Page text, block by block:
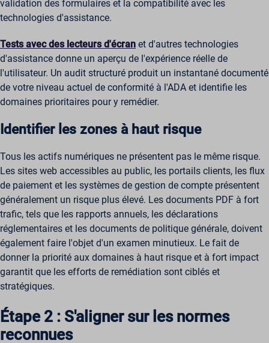
validation des formulaires et la compatibilité avec les
technologies d'assistance.
Tests avec des lecteurs d'écran et d'autres technologies
d'assistance donne un aperçu de l'expérience réelle de
l'utilisateur. Un audit structuré produit un instantané documenté
de votre niveau actuel de conformité à l'ADA et identifie les
domaines prioritaires pour y remédier.
Identifier les zones à haut risque
Tous les actifs numériques ne présentent pas le même risque.
Les sites web accessibles au public, les portails clients, les flux
de paiement et les systèmes de gestion de compte présentent
généralement un risque plus élevé. Les documents PDF à fort
trafic, tels que les rapports annuels, les déclarations
réglementaires et les documents de politique générale, doivent
également faire l'objet d'un examen minutieux. Le fait de
donner la priorité aux domaines à haut risque et à fort impact
garantit que les efforts de remédiation sont ciblés et
stratégiques.
Étape 2 : S'aligner sur les normes
reconnues